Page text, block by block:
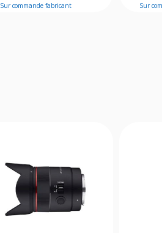
Sur commande fabricant Sur